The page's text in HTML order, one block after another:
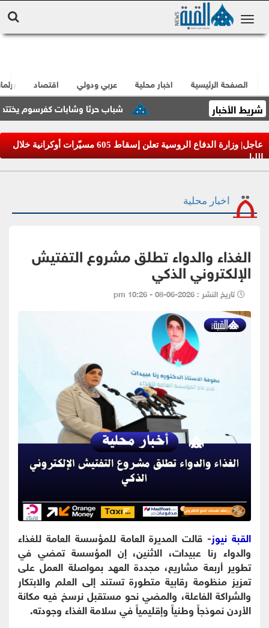
الصفحة الرئيسية اخبار محلية عربي ودولي اقتصاد
شريط الأخبار شباب حرثا وشابات كفرسوم يختتمون
عاجل| وزارة الدفاع الروسية تعلن إسقاط 605 مسيّرات أوكرانية خلال
الليل
اخبار محلية
الغذاء والدواء تطلق مشروع التفتيش
الإلكتروني الذكي
تاريخ النشر : 2026-06-08 - 10:26 pm
القبة نيوز- قالت المديرة العامة للمؤسسة العامة للغذاء
والدواء رنا عبيدات، الاثنين، إن المؤسسة تمضي في
تطوير أربعة مشاريع، مجددة العهد بمواصلة العمل على
تعزيز منظومة رقابية متطورة تستند إلى العلم والابتكار
والشراكة الفاعلة، والمضي نحو مستقبل نرسخ فيه مكانة
الأردن نموذجاً وطنياً وإقليمياً في سلامة الغذاء وجودته.